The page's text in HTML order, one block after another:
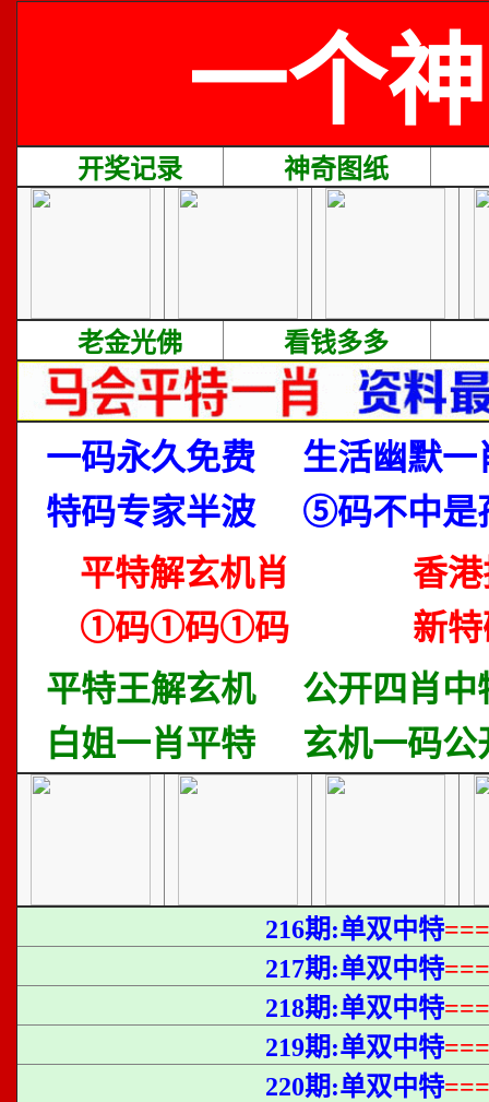
一个
开奖记录 神奇图纸
老金光佛 看钱多多
一码永久免费
生活幽默一
特码专家半波
⑤码不中是
平特解玄机肖
香
①码①码①码
新
平特王解玄机
公开四肖中
白姐一肖平特
玄机一码公
216期:单双中特
217期:单双中特===
218期:单双中特===
219期:单双中特
220期:单双中特